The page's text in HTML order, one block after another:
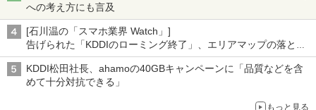
への考え方にも言及
[石川温の「スマホ業界 Watch」]
告げられた「KDDIのローミング終了」、エリアマップの落とし
穴と楽天モバイルの課題
KDDI松田社長、ahamoの40GBキャンペーンに「品質などを含
めて十分対抗できる」
もっと見る